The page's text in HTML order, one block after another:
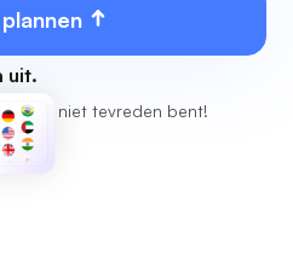
uit.
als u niet tevreden bent!